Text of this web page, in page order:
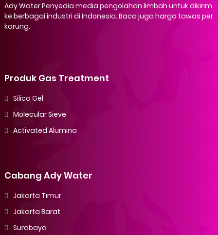
Ady Water Penyedia media pengolahan limbah untuk dikirim
ke berbagai industri di Indonesia. Baca juga harga tawas per
karung.
Produk Gas Treatment
Silica Gel
Molecular Sieve
Activated Alumina
Cabang Ady Water
Jakarta Timur
Jakarta Barat
Surabaya